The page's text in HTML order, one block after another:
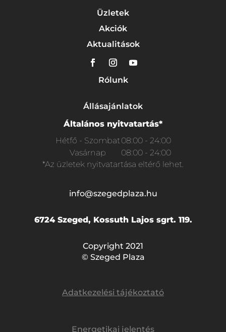
Üzletek
Akciók
Aktualitások
Rólunk
Állásajánlatok
Általános nyitvatartás*
Hétfő - Szombat08:00 - 24:00
Vasárnap
08:00 - 24:00
*Az üzletek nyitvatartása eltérő lehet.
info@szegedplaza.hu
6724 Szeged, Kossuth Lajos sgrt. 119.
Copyright 2021
© Szeged Plaza
Adatkezelési tájékoztató
Energetikai jelentés